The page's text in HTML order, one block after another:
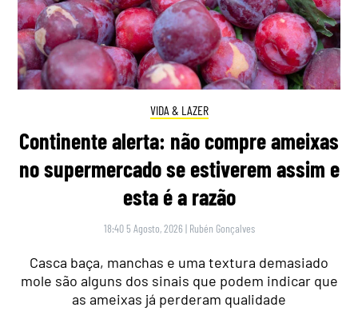
VIDA & LAZER
Continente alerta: não compre ameixas
no supermercado se estiverem assim e
esta é a razão
18:40 5 Agosto, 2026 | Rubén Gonçalves
Casca baça, manchas e uma textura demasiado
mole são alguns dos sinais que podem indicar que
as ameixas já perderam qualidade